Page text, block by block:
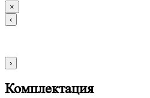
×
‹
›
Комплектация